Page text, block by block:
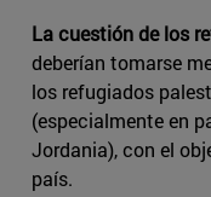
La cuestión de los
deberían tomarse
los refugiados
(especialmente en
Jordania), con el
país.